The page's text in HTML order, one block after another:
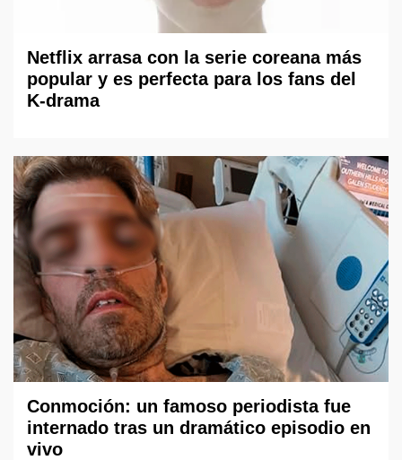
Netflix arrasa con la serie coreana más
popular y es perfecta para los fans del
K-drama
Conmoción: un famoso periodista fue
internado tras un dramático episodio en
vivo